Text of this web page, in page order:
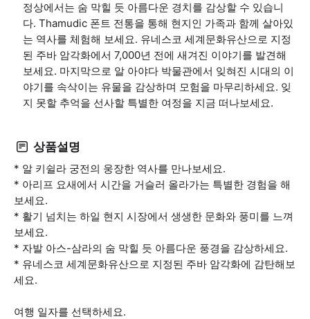
정상에서는 숨 막힐 듯 아름다운 경치를 감상할 수 있습니
다. Thamudic 폰트 전통을 통해 현지인 가족과 함께 살아있
는 역사를 체험해 보세요. 유네스코 세계문화유산으로 지정
된 주바 암각화에서 7,000년 전에 새겨진 이야기를 발견해
보세요. 마지막으로 알 아야다 박물관에서 잊혀진 시대의 이
야기를 속삭이는 유물을 감상하며 모험을 마무리하세요. 잊
지 못할 추억을 선사할 특별한 여정을 지금 떠나보세요.
상품설명
* 알 키쉴라 궁전의 웅장한 역사를 만나보세요.
* 아리프 요새에서 시간을 거슬러 올라가는 특별한 경험을 해
보세요.
* 활기 넘치는 하일 현지 시장에서 생생한 문화와 풍미를 느껴
보세요.
* 자발 아스-삼라의 숨 막힐 듯 아름다운 풍경을 감상하세요.
* 유네스코 세계문화유산으로 지정된 주바 암각화에 감탄해보
세요.
여행 일자를 선택하세요.